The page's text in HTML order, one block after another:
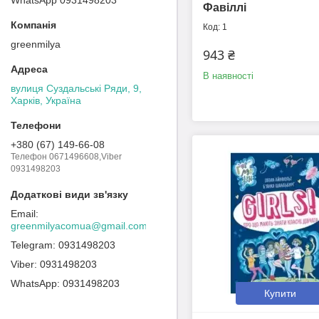
Фавіллі
1
943 ₴
В наявності
Купити
greenmilya
вулиця Суздальські Ряди, 9,
Харків, Україна
+380 (67) 149-66-08
Телефон 0671496608,Viber
0931498203
greenmilyacomua@gmail.com
0931498203
0931498203
0931498203